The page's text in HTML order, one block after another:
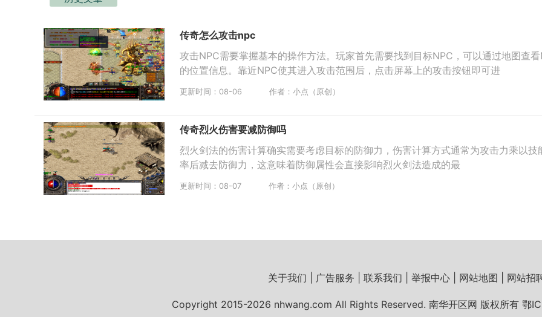
传奇怎么攻击npc
攻击NPC需要掌握基本的操作方法。玩家首先需要找到目标NPC，可以通过地图查
的位置信息。靠近NPC使其进入攻击范围后，点击屏幕上的攻击按钮即可进
更新时间：08-06 作者：小点（原创）
传奇烈火伤害要减防御吗
烈火剑法的伤害计算确实需要考虑目标的防御力，伤害计算方式通常为攻击力乘以技
率后减去防御力，这意味着防御属性会直接影响烈火剑法造成的最
更新时间：08-07 作者：小点（原创）
关于我们 | 广告服务 | 联系我们 | 举报中心 | 网站地图 | 网站招
Copyright 2015-2026 nhwang.com All Rights Reserved. 南华开区网 版权所有 鄂